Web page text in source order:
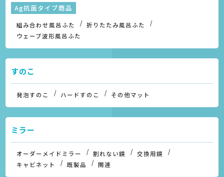
Ag抗菌タイプ商品
組み合わせ風呂ふた
折りたたみ風呂ふた
ウェーブ波形風呂ふた
すのこ
発泡すのこ ハードすのこ その他マット
ミラー
オーダーメイドミラー 割れない鏡
交換用鏡
キャビネット
既製品 関連